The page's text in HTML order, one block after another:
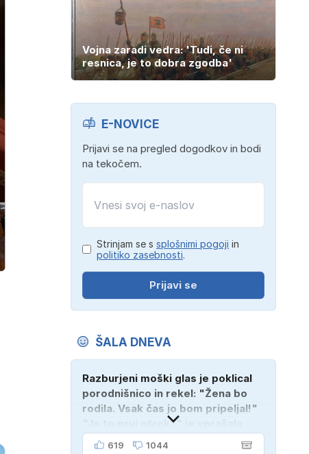
Vojna zaradi vedra: 'Tudi, če ni
resnica, je to dobra zgodba'
E-NOVICE
Prijavi se na pregled dogodkov in bodi
na tekočem.
Strinjam se s splošnimi pogoji in
politiko zasebnosti.
Prijavi se
ŠALA DNEVA
Razburjeni moški glas je poklical
porodnišnico in rekel: "Žena bo
rodila. Vsak čas jo bom pripeljal!"
"Je to prvi otrok?" je vprašala
medicinska sestra. "Ne, tukaj je
619 1044